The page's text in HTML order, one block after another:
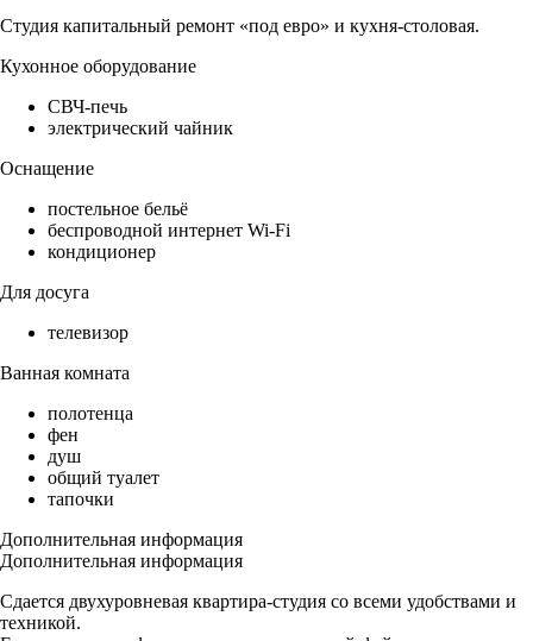
Студия капитальный ремонт «под евро» и кухня-столовая.
Кухонное оборудование
СВЧ-печь
электрический чайник
Оснащение
постельное бельё
беспроводной интернет Wi-Fi
кондиционер
Для досуга
телевизор
Ванная комната
полотенца
фен
душ
общий туалет
тапочки
Дополнительная информация
Дополнительная информация
Сдается двухуровневая квартира-студия со всеми удобствами и
техникой.